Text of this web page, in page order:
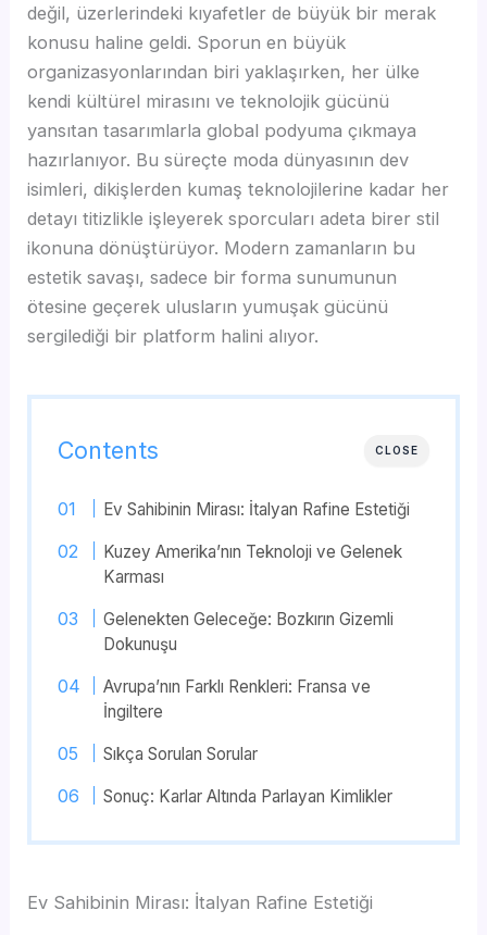
değil, üzerlerindeki kıyafetler de büyük bir merak
konusu haline geldi. Sporun en büyük
organizasyonlarından biri yaklaşırken, her ülke
kendi kültürel mirasını ve teknolojik gücünü
yansıtan tasarımlarla global podyuma çıkmaya
hazırlanıyor. Bu süreçte moda dünyasının dev
isimleri, dikişlerden kumaş teknolojilerine kadar her
detayı titizlikle işleyerek sporcuları adeta birer stil
ikonuna dönüştürüyor. Modern zamanların bu
estetik savaşı, sadece bir forma sunumunun
ötesine geçerek ulusların yumuşak gücünü
sergilediği bir platform halini alıyor.
CLOSE
Contents
Ev Sahibinin Mirası: İtalyan Rafine Estetiği
Kuzey Amerika’nın Teknoloji ve Gelenek
Karması
Gelenekten Geleceğe: Bozkırın Gizemli
Dokunuşu
Avrupa’nın Farklı Renkleri: Fransa ve
İngiltere
Sıkça Sorulan Sorular
Sonuç: Karlar Altında Parlayan Kimlikler
Ev Sahibinin Mirası: İtalyan Rafine Estetiği